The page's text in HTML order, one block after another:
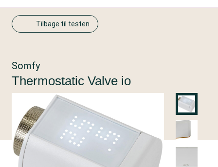
Tilbage til testen
Somfy
Thermostatic Valve io